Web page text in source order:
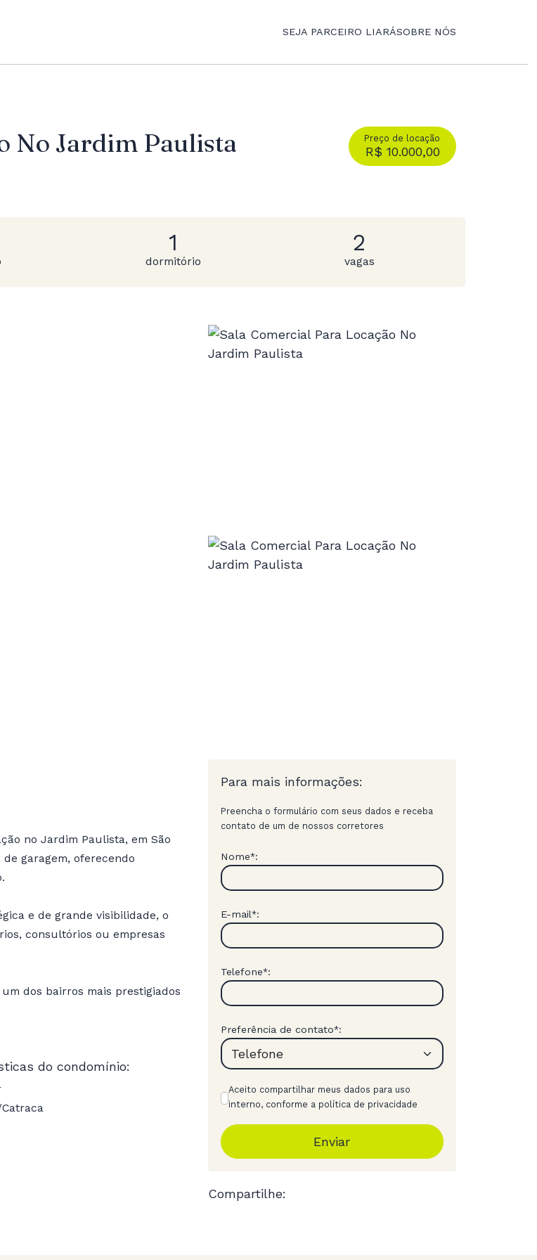
SEJA PARCEIRO LIARÁSOBRE NÓS
No Jardim Paulista Preço de locação
R$ 10.000,00
1
dormitório
2
vagas
no Jardim Paulista, em São
de garagem, oferecendo
e de grande visibilidade, o
consultórios ou empresas
dos bairros mais prestigiados
do condomínio:
Para mais informações:
Preencha o formulário com seus dados e receba
contato de um de nossos corretores
Nome*:
E-mail*:
Telefone*:
Preferência de contato*:
Aceito compartilhar meus dados para uso
interno, conforme a política de privacidade
Enviar
Compartilhe: